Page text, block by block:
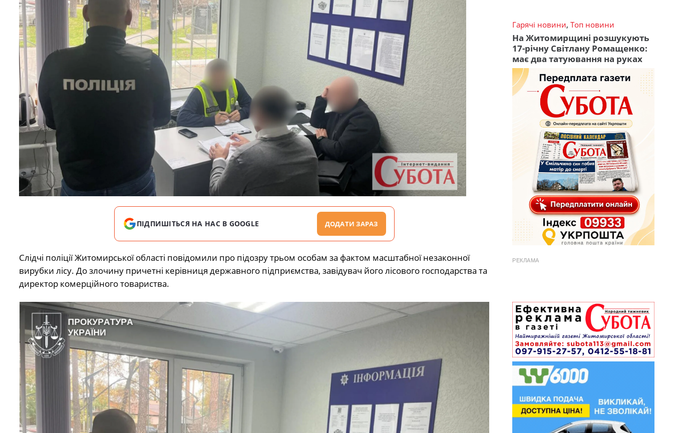
ПІДПИШІТЬСЯ НА НАС В GOOGLE ДОДАТИ ЗАРАЗ
Слідчі поліції Житомирської області повідомили про підозру трьом особам за фактом масштабної незаконної
вирубки лісу. До злочину причетні керівниця державного підприємства, завідувач його лісового господарства та
директор комерційного товариства.
Гарячі новини, Топ новини
На Житомирщині розшукують
17-річну Світлану Ромащенко:
має два татуювання на руках
РЕКЛАМА